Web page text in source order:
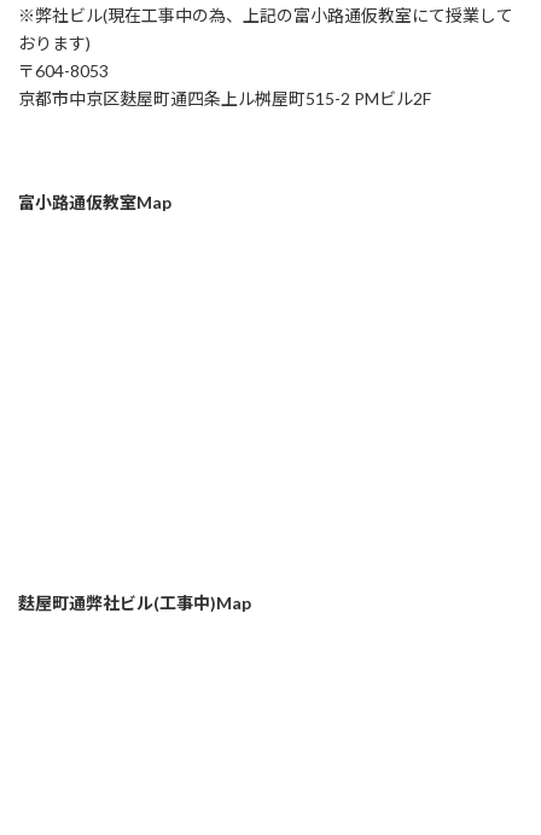
※弊社ビル(現在工事中の為、上記の富小路通仮教室にて授業して
おります)
〒604-8053
京都市中京区麩屋町通四条上ル桝屋町515-2 PMビル2F
富小路通仮教室Map
麩屋町通弊社ビル(工事中)Map